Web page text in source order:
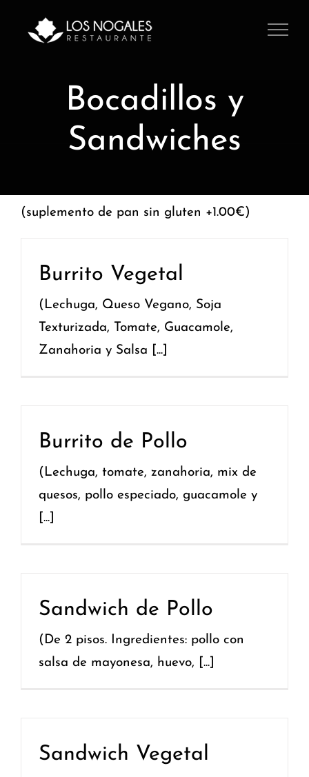
Bocadillos y
Sandwiches
(suplemento de pan sin gluten +1.00€)
Burrito Vegetal
(Lechuga, Queso Vegano, Soja
Texturizada, Tomate, Guacamole,
Zanahoria y Salsa [...]
Burrito de Pollo
(Lechuga, tomate, zanahoria, mix de
quesos, pollo especiado, guacamole y
[...]
Sandwich de Pollo
(De 2 pisos. Ingredientes: pollo con
salsa de mayonesa, huevo, [...]
Sandwich Vegetal